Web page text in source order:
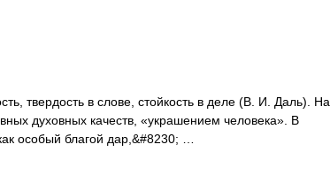
твердость в слове, стойкость в деле (В. И. Даль). На
духовных качеств, «украшением человека». В
особый благой дар,&#8230; …